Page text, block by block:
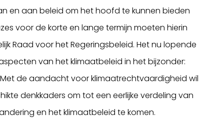
en aan beleid om het hoofd te kunnen bieden
voor de korte en lange termijn moeten hierin
Raad voor het Regeringsbeleid. Het nu lopende
van het klimaatbeleid in het bijzonder:
de aandacht voor klimaatrechtvaardigheid wil
denkkaders om tot een eerlijke verdeling van
en het klimaatbeleid te komen.